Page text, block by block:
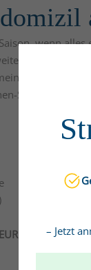
– Jetzt
wenn
diese
Urlaub
Suite von 206